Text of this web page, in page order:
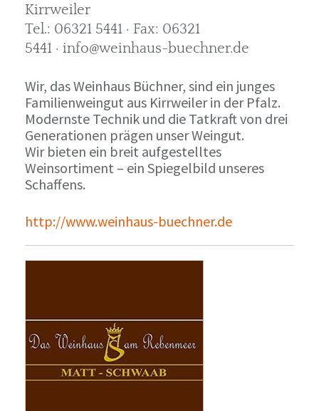
Kirrweiler
Tel.: 06321 5441 · Fax: 06321
5441 · info@weinhaus-buechner.de
Wir, das Weinhaus Büchner, sind ein junges
Familienweingut aus Kirrweiler in der Pfalz.
Modernste Technik und die Tatkraft von drei
Generationen prägen unser Weingut.
Wir bieten ein breit aufgestelltes
Weinsortiment – ein Spiegelbild unseres
Schaffens.
http://www.weinhaus-buechner.de